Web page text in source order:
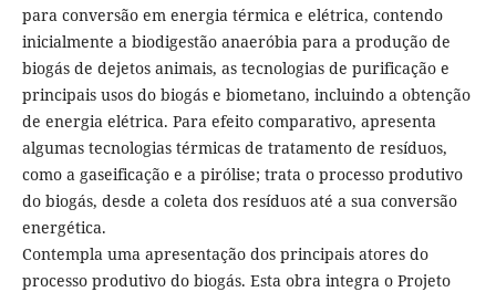
para conversão em energia térmica e elétrica, contendo
inicialmente a biodigestão anaeróbia para a produção de
biogás de dejetos animais, as tecnologias de purificação e
principais usos do biogás e biometano, incluindo a obtenção
de energia elétrica. Para efeito comparativo, apresenta
algumas tecnologias térmicas de tratamento de resíduos,
como a gaseificação e a pirólise; trata o processo produtivo
do biogás, desde a coleta dos resíduos até a sua conversão
energética.
Contempla uma apresentação dos principais atores do
processo produtivo do biogás. Esta obra integra o Projeto